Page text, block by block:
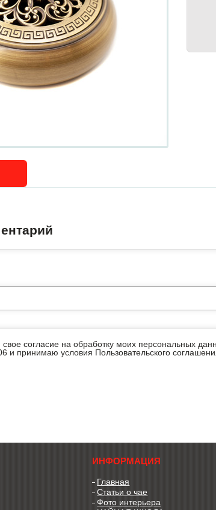
согласие на обработку моих персональных
и принимаю условия Пользовательского
ИНФОРМАЦИЯ
Главная
Статьи о чае
Фото интерьера